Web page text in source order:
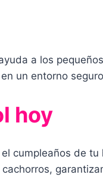
a los
un entorno
hoy
cumpleaños de